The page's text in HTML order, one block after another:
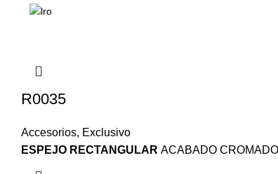
R0035
Accesorios, Exclusivo
ESPEJO RECTANGULAR ACABADO